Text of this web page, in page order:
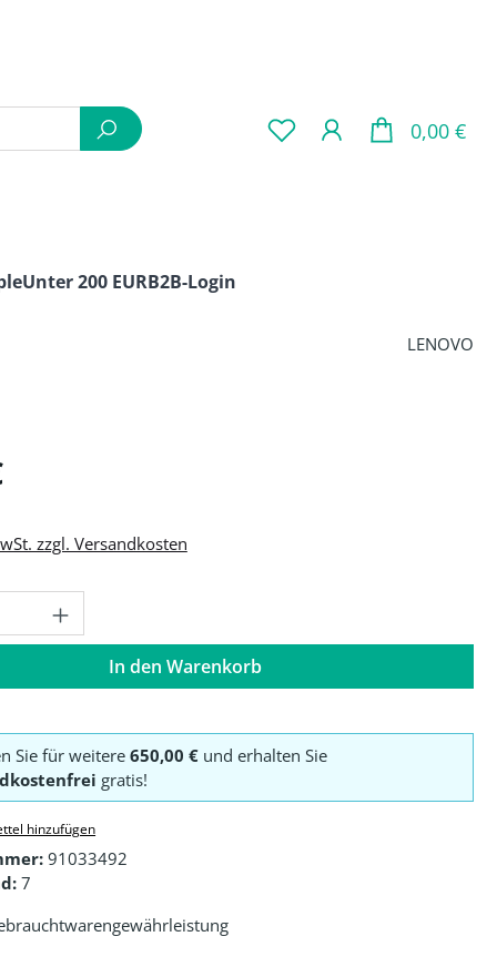
0,00 €
Unter 200 EURB2B-Login
LENOVO
zzgl. Versandkosten
Anzahl: Gib den gewünschten Wert
In den Warenkorb
Sie für weitere 650,00 €und erhalten Sie
gratis!
hinzufügen
91033492
7